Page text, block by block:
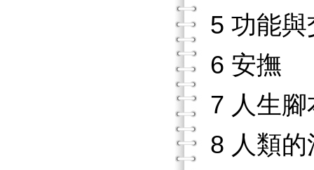
5 功能
6 安撫
7 人生腳
8 人類